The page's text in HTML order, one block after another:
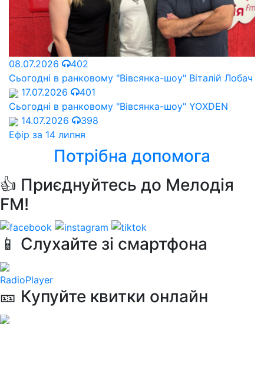
08.07.2026
402
Сьогодні в ранковому "Вівсянка-шоу" Віталій Лобач
17.07.2026
401
Сьогодні в ранковому "Вівсянка-шоу" YOXDEN
14.07.2026
398
Ефір за 14 липня
Потрібна допомога
👍 Приєднуйтесь до Мелодія
FM!
📱 Слухайте зі смартфона
RadioPlayer
🎫 Купуйте квитки онлайн